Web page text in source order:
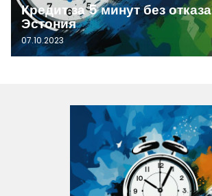
Кредит за 5 минут без отказа
Эстония
07.10.2023